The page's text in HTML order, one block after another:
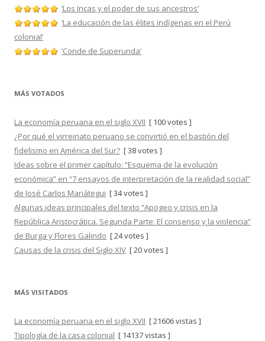
‘Los Incas y el poder de sus ancestros’
‘La educación de las élites indígenas en el Perú
colonial’
‘Conde de Superunda’
MÁS VOTADOS
La economía peruana en el siglo XVII [ 100 votes ]
¿Por qué el virreinato peruano se convirtió en el bastión del
fidelismo en América del Sur? [ 38 votes ]
Ideas sobre el primer capítulo: “Esquema de la evolución
económica” en “7 ensayos de interpretación de la realidad social”
de José Carlos Mariátegui [ 34 votes ]
Algunas ideas principales del texto “Apogeo y crisis en la
República Aristocrática. Segunda Parte: El consenso y la violencia”
de Burga y Flores Galindo [ 24 votes ]
Causas de la crisis del Siglo XIV [ 20 votes ]
MÁS VISITADOS
La economía peruana en el siglo XVII [ 21606 vistas ]
Tipología de la casa colonial [ 14137 vistas ]